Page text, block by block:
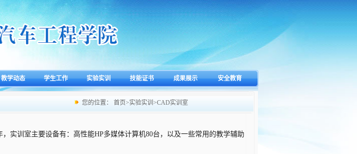
教学动态 学生工作 实验实训 技能证书 成果展示 安全教育
您的位置： 首页>实验实训 >CAD实训室
，实训室主要设备有：高性能HP多媒体计算机80台，以及一些常用的教学辅助